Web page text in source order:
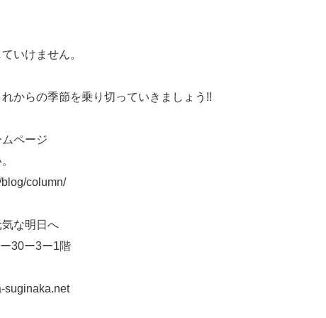
いけません。
からの季節を乗り切っていきましょう!!
ページ
column/
な明日へ
30ー3ー1階
suginaka.net